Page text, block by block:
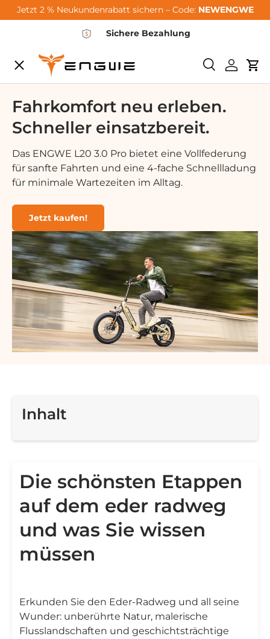
Zum Inhalt springen
Jetzt 2 % Neukundenrabatt sichern – Code: NEWENGWE
Sichere Bezahlung
Suchen
Speisekarte
City-Sale
E-Bikes
Zubehör
Community
Support
Fahrkomfort neu erleben.
Schneller einsatzbereit.
Das ENGWE L20 3.0 Pro bietet eine Vollfederung
für sanfte Fahrten und eine 4-fache Schnellladung
für minimale Wartezeiten im Alltag.
Jetzt kaufen!
Inhalt
Die schönsten Etappen
auf dem eder radweg
und was Sie wissen
müssen
Erkunden Sie den Eder-Radweg und all seine
Wunder: unberührte Natur, malerische
Flusslandschaften und geschichtsträchtige